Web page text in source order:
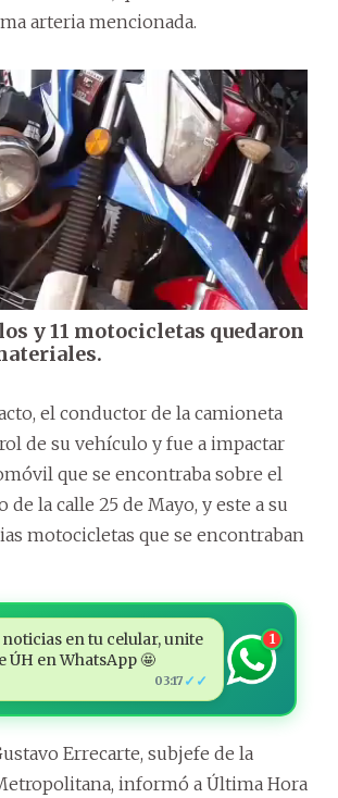
arteria mencionada.
y 11 motocicletas quedaron
el conductor de la camioneta
de su vehículo y fue a impactar
que se encontraba sobre el
la calle 25 de Mayo, y este a su
motocicletas que se encontraban
noticias en tu celular, unite
ÚH en WhatsApp 🤩
03:17 ✓✓
1
Errecarte, subjefe de la
informó a Última Hora